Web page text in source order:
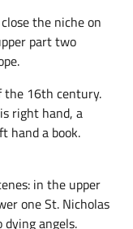
the niche on
part two
the 16th century.
right hand, a
hand a book.
in the upper
one St. Nicholas
angels.